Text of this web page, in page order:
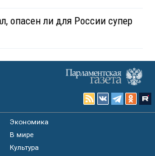
опасен ли для России супер
Экономика
В мире
Культура